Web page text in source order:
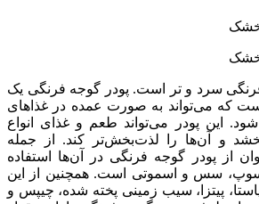
خشک
خشک
سرد و تر است. پودر گوجه فرنگی یک
که می‌تواند به صورت عمده در غذاهای
این پودر می‌تواند طعم و غذای انواع
بخشد و آن‌ها را لذت‌بخش‌تر کند. از جمله
از پودر گوجه فرنگی در آن‌ها استفاده
سس و اسموتی است. همچنین از این
پیتزا، سیب زمینی پخته شده، چیپس و